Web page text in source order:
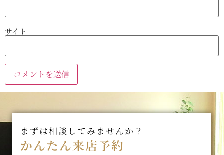
サイト
まずは相談してみませんか？
かんたん来店予約